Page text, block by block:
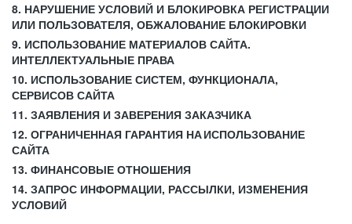
8. НАРУШЕНИЕ УСЛОВИЙ И БЛОКИРОВКА РЕГИСТРАЦИИ
ИЛИ ПОЛЬЗОВАТЕЛЯ, ОБЖАЛОВАНИЕ БЛОКИРОВКИ
9. ИСПОЛЬЗОВАНИЕ МАТЕРИАЛОВ САЙТА.
ИНТЕЛЛЕКТУАЛЬНЫЕ ПРАВА
10. ИСПОЛЬЗОВАНИЕ СИСТЕМ, ФУНКЦИОНАЛА,
СЕРВИСОВ САЙТА
11. ЗАЯВЛЕНИЯ И ЗАВЕРЕНИЯ ЗАКАЗЧИКА
12. ОГРАНИЧЕННАЯ ГАРАНТИЯ НА ИСПОЛЬЗОВАНИЕ
САЙТА
13. ФИНАНСОВЫЕ ОТНОШЕНИЯ
14. ЗАПРОС ИНФОРМАЦИИ, РАССЫЛКИ, ИЗМЕНЕНИЯ
УСЛОВИЙ